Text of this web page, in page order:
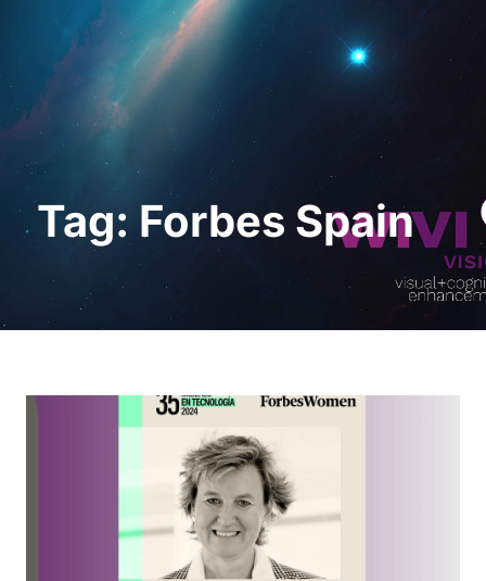
Request a Demo
Tag: Forbes Spain